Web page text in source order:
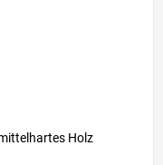
Holz